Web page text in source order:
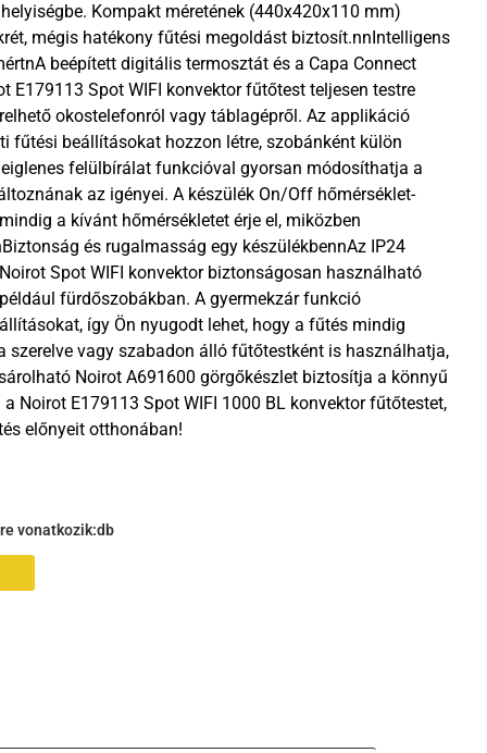
Kompakt méretének (440x420x110 mm)
mégis hatékony fűtési megoldást biztosít.nnIntelligens
beépített digitális termosztát és a Capa Connect
E179113 Spot WIFI konvektor fűtőtest teljesen testre
okostelefonról vagy táblagépről. Az applikáció
fűtési beállításokat hozzon létre, szobánként külön
felülbírálat funkcióval gyorsan módosíthatja a
az igényei. A készülék On/Off hőmérséklet-
a kívánt hőmérsékletet érje el, miközben
és rugalmasság egy készülékbennAz IP24
Spot WIFI konvektor biztonságosan használható
fürdőszobákban. A gyermekzár funkció
így Ön nyugodt lehet, hogy a fűtés mindig
szerelve vagy szabadon álló fűtőtestként is használhatja,
Noirot A691600 görgőkészlet biztosítja a könnyű
Noirot E179113 Spot WIFI 1000 BL konvektor fűtőtestet,
előnyeit otthonában!
vonatkozik:db